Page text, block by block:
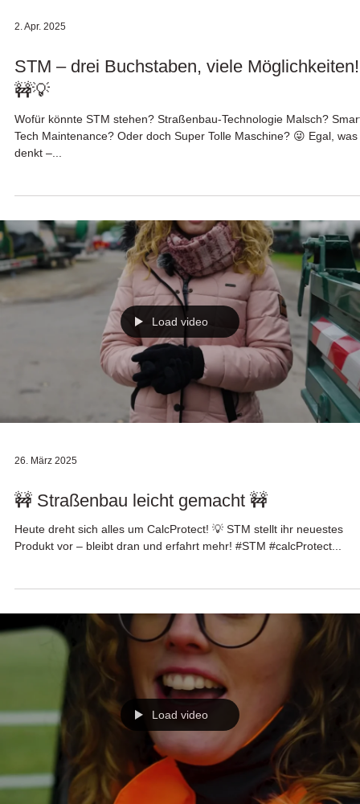
2. Apr. 2025
STM – drei Buchstaben, viele Möglichkeiten!
🚧💡
Wofür könnte STM stehen? Straßenbau-Technologie Malsch?
Tech Maintenance? Oder doch Super Tolle Maschine? 😜 Egal,
denkt –...
Load video
26. März 2025
🚧 Straßenbau leicht gemacht 🚧
Heute dreht sich alles um CalcProtect! 💡 STM stellt ihr neuestes
Produkt vor – bleibt dran und erfahrt mehr! #STM #calcProtect...
Load video